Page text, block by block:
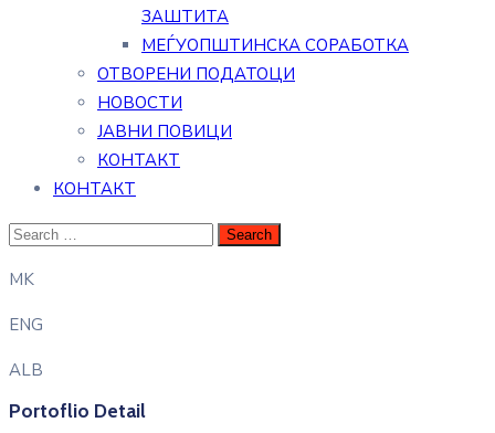
ЗАШТИТА
МЕЃУОПШТИНСКА СОРАБОТКА
ОТВОРЕНИ ПОДАТОЦИ
НОВОСТИ
ЈАВНИ ПОВИЦИ
КОНТАКТ
КОНТАКТ
MK
ENG
ALB
Portoflio Detail